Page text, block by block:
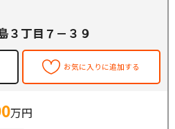
３丁目７－３９
お気に入りに追加する
万円